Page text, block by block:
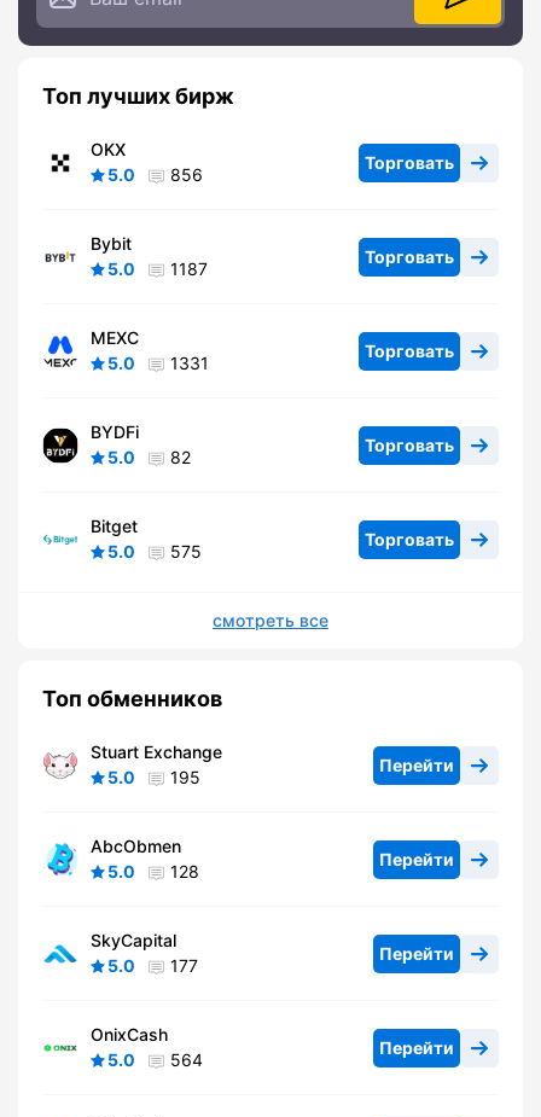
Топ лучших бирж
OKX
5.0
856
Торговать
Bybit
5.0
1187
Торговать
MEXC
5.0
1331
Торговать
BYDFi
5.0
82
Торговать
Bitget
5.0
575
Торговать
смотреть все
Топ обменников
Stuart Exchange
5.0
195
Перейти
AbcObmen
5.0
128
Перейти
SkyCapital
5.0
177
Перейти
OnixCash
5.0
564
Перейти